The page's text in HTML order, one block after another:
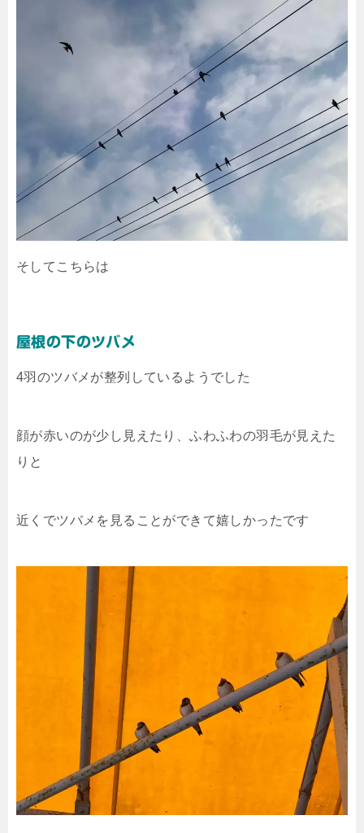
そしてこちらは
屋根の下のツバメ
4羽のツバメが整列しているようでした
顔が赤いのが少し見えたり、ふわふわの羽毛が見えた
りと
近くでツバメを見ることができて嬉しかったです